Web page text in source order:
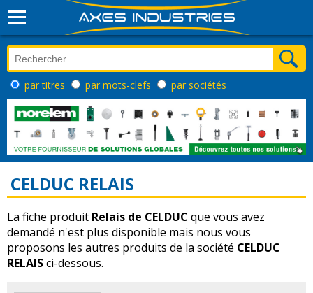
par titres par mots-clefs par sociétés
CELDUC RELAIS
La fiche produit Relais de CELDUC que vous avez
demandé n'est plus disponible mais nous vous
proposons les autres produits de la société CELDUC
RELAISci-dessous.